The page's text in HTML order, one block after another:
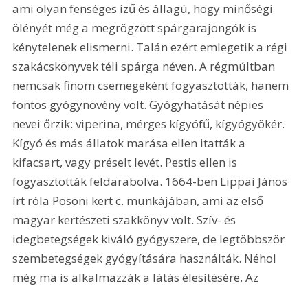
ami olyan fenséges ízű és állagú, hogy minőségi
ölényét még a megrögzött spárgarajongók is
kénytelenek elismerni. Talán ezért emlegetik a régi
szakácskönyvek téli spárga néven. A régmúltban
nemcsak finom csemegeként fogyasztották, hanem
fontos gyógynövény volt. Gyógyhatását népies
nevei őrzik: viperina, mérges kígyófű, kígyógyökér.
Kígyó és más állatok marása ellen itatták a
kifacsart, vagy préselt levét. Pestis ellen is
fogyasztották feldarabolva. 1664-ben Lippai János
írt róla Posoni kert c. munkájában, ami az első
magyar kertészeti szakkönyv volt. Szív- és
idegbetegségek kiváló gyógyszere, de legtöbbször
szembetegségek gyógyítására használták. Néhol
még ma is alkalmazzák a látás élesítésére. Az